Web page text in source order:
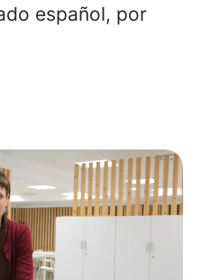
español, por